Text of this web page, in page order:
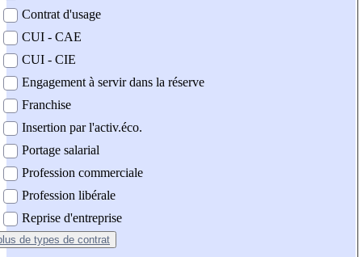
Contrat d'usage
CUI - CAE
CUI - CIE
Engagement à servir dans la réserve
Franchise
Insertion par l'activ.éco.
Portage salarial
Profession commerciale
Profession libérale
Reprise d'entreprise
de types de contrat